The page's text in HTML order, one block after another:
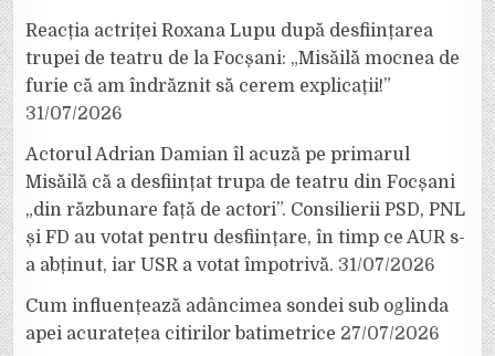
Reacția actriței Roxana Lupu după desființarea
trupei de teatru de la Focșani: „Misăilă mocnea de
furie că am îndrăznit să cerem explicații!”
31/07/2026
Actorul Adrian Damian îl acuză pe primarul
Misăilă că a desființat trupa de teatru din Focșani
„din răzbunare față de actori”. Consilierii PSD, PNL
și FD au votat pentru desființare, în timp ce AUR s-
a abținut, iar USR a votat împotrivă. 31/07/2026
Cum influențează adâncimea sondei sub oglinda
apei acuratețea citirilor batimetrice 27/07/2026